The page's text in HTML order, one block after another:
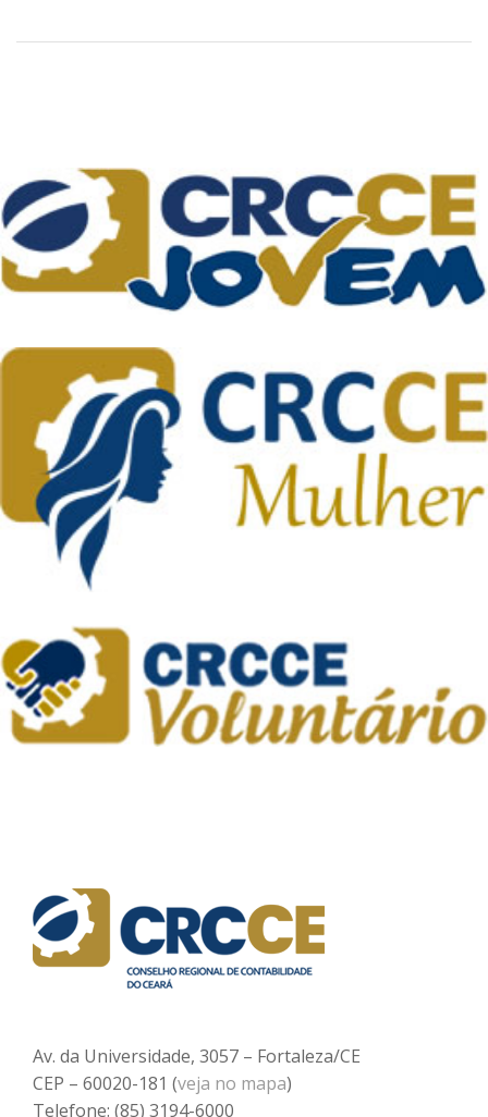
Av. da Universidade, 3057 – Fortaleza/CE
CEP – 60020-181 (veja no mapa)
Telefone: (85) 3194-6000